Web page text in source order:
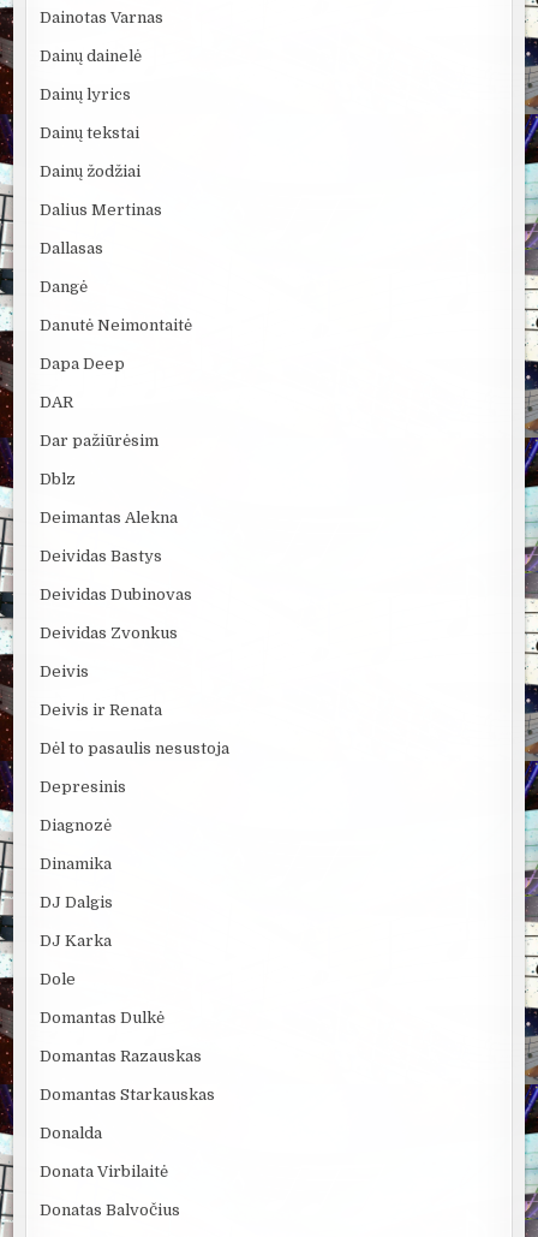
Dainotas Varnas
Dainų dainelė
Dainų lyrics
Dainų tekstai
Dainų žodžiai
Dalius Mertinas
Dallasas
Dangė
Danutė Neimontaitė
Dapa Deep
DAR
Dar pažiūrėsim
Dblz
Deimantas Alekna
Deividas Bastys
Deividas Dubinovas
Deividas Zvonkus
Deivis
Deivis ir Renata
Dėl to pasaulis nesustoja
Depresinis
Diagnozė
Dinamika
DJ Dalgis
DJ Karka
Dole
Domantas Dulkė
Domantas Razauskas
Domantas Starkauskas
Donalda
Donata Virbilaitė
Donatas Balvočius